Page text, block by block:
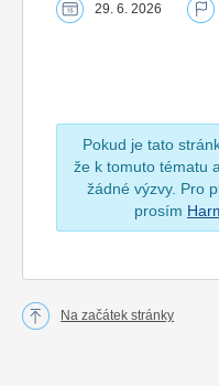
29. 6. 2026
Pokud je tato
že k tomuto tématu
žádné výzvy. Pro
prosím
Na začátek stránky